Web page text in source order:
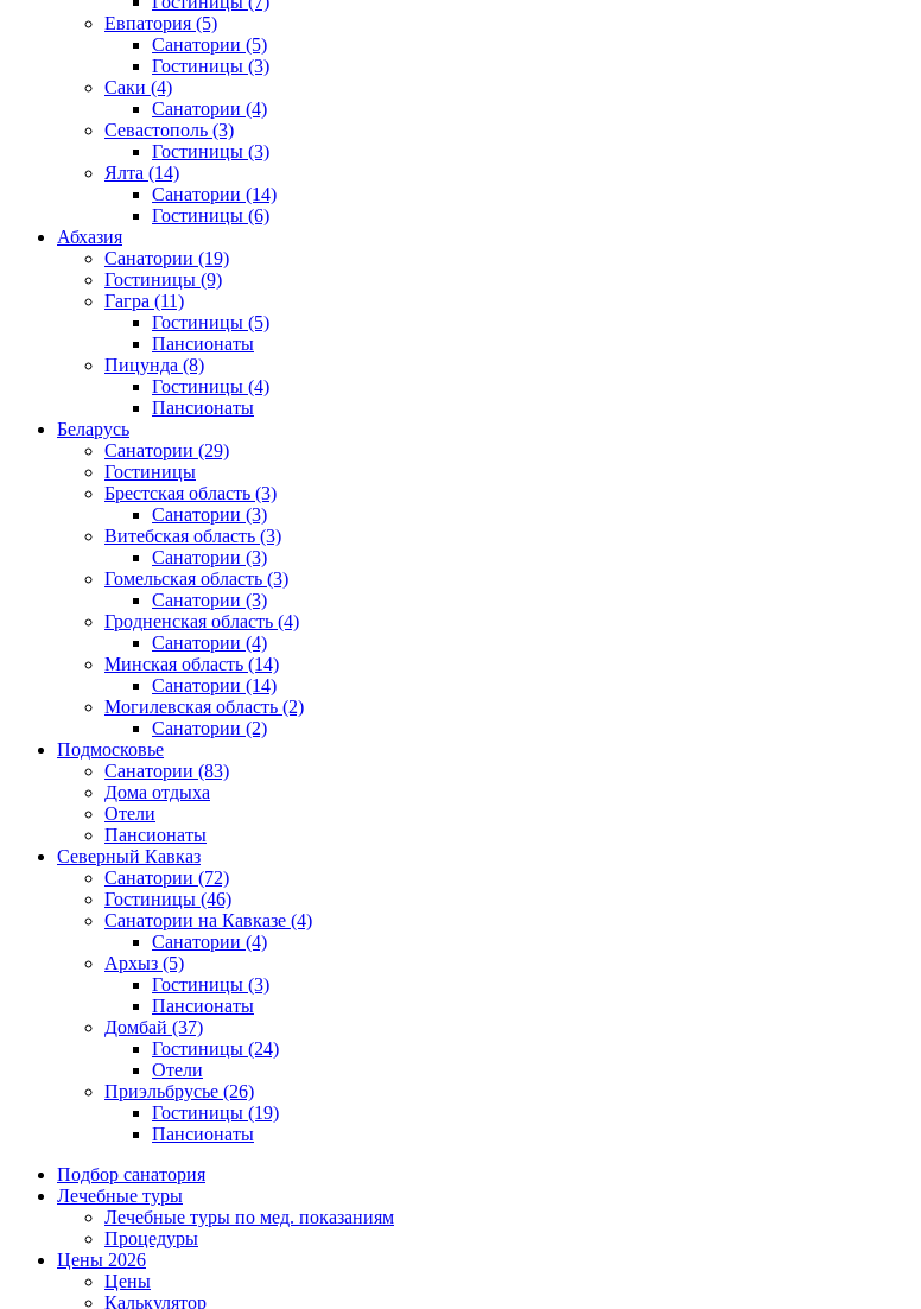
Евпатория (5)
Санатории (5)
Гостиницы (3)
Саки (4)
Санатории (4)
Севастополь (3)
Гостиницы (3)
Ялта (14)
Санатории (14)
Гостиницы (6)
Абхазия
Санатории (19)
Гостиницы (9)
Гагра (11)
Гостиницы (5)
Пансионаты
Пицунда (8)
Гостиницы (4)
Пансионаты
Беларусь
Санатории (29)
Гостиницы
Брестская область (3)
Санатории (3)
Витебская область (3)
Санатории (3)
Гомельская область (3)
Санатории (3)
Гродненская область (4)
Санатории (4)
Минская область (14)
Санатории (14)
Могилевская область (2)
Санатории (2)
Подмосковье
Санатории (83)
Дома отдыха
Отели
Пансионаты
Северный Кавказ
Санатории (72)
Гостиницы (46)
Санатории на Кавказе (4)
Санатории (4)
Архыз (5)
Гостиницы (3)
Пансионаты
Домбай (37)
Гостиницы (24)
Отели
Приэльбрусье (26)
Гостиницы (19)
Пансионаты
Подбор санатория
Лечебные туры
Лечебные туры по мед. показаниям
Процедуры
Цены 2026
Цены
Калькулятор